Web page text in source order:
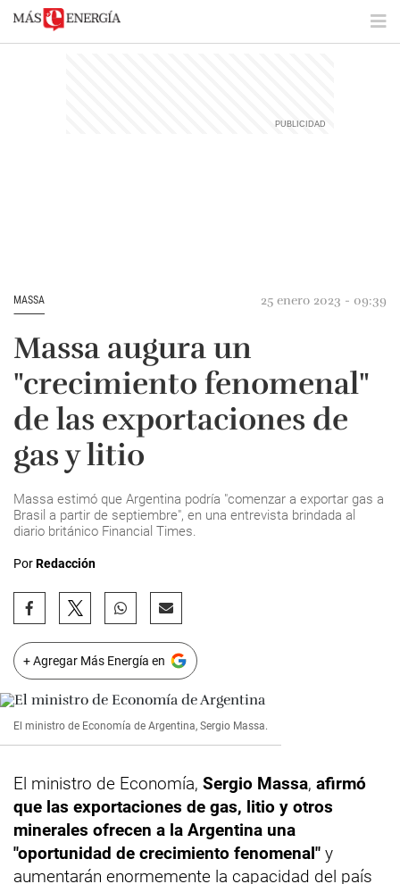
MASSA 25 enero 2023 - 09:39
Massa augura un
"crecimiento fenomenal"
de las exportaciones de
gas y litio
Massa estimó que Argentina podría "comenzar a exportar gas a
Brasil a partir de septiembre", en una entrevista brindada al
diario británico Financial Times.
PorRedacción
+ Agregar Más Energía en
El ministro de Economía de Argentina, Sergio Massa.
El ministro de Economía, Sergio Massa, afirmó
que las exportaciones de gas, litio y otros
minerales ofrecen a la Argentina una
"oportunidad de crecimiento fenomenal" y
aumentarán enormemente la capacidad del país